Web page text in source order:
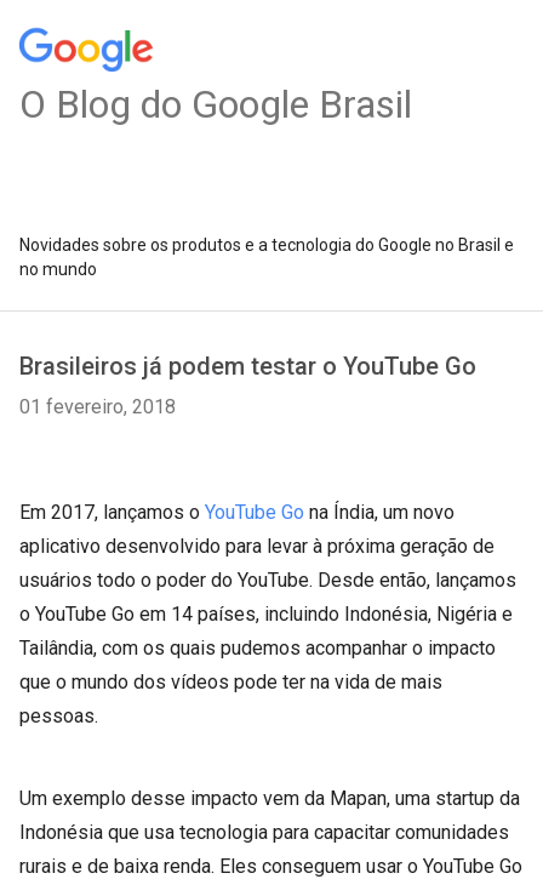
O Blog do Google Brasil
Novidades sobre os produtos e a tecnologia do Google no Brasil e
no mundo
Brasileiros já podem testar o YouTube Go
01 fevereiro, 2018
Em 2017, lançamos o YouTube Go na Índia, um novo
aplicativo desenvolvido para levar à próxima geração de
usuários todo o poder do YouTube. Desde então, lançamos
o YouTube Go em 14 países, incluindo Indonésia, Nigéria e
Tailândia, com os quais pudemos acompanhar o impacto
que o mundo dos vídeos pode ter na vida de mais
pessoas.
Um exemplo desse impacto vem da Mapan, uma startup da
Indonésia que usa tecnologia para capacitar comunidades
rurais e de baixa renda. Eles conseguem usar o YouTube Go